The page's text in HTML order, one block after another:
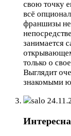
свою точку
всё
франшизы не
занимается
только о
Выглядит
знакомыми
salo